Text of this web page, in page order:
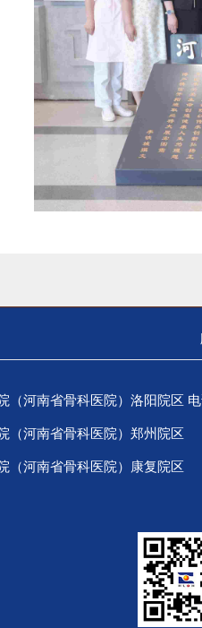
（河南省骨科医院）洛阳院区
（河南省骨科医院）郑州院区
（河南省骨科医院）康复院区